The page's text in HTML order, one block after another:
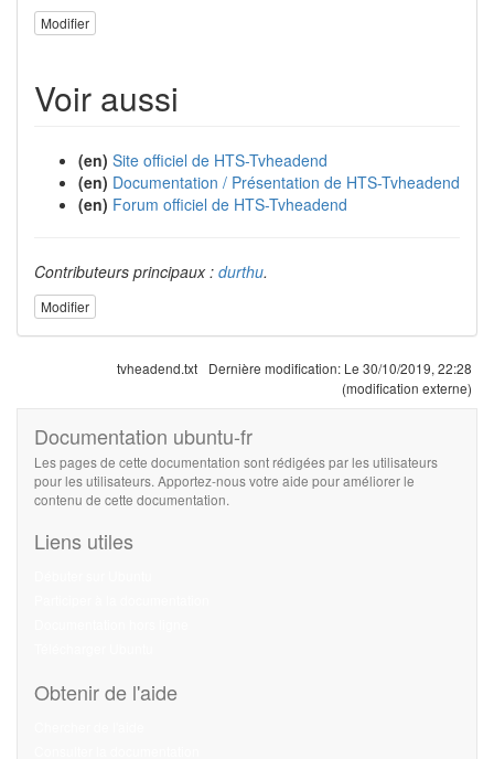
Modifier
Voir aussi
(en) Site officiel de HTS-Tvheadend
(en) Documentation / Présentation de HTS-Tvheadend
(en) Forum officiel de HTS-Tvheadend
Contributeurs principaux : durthu.
Modifier
tvheadend.txt Dernière modification: Le 30/10/2019, 22:28
(modification externe)
Documentation ubuntu-fr
Les pages de cette documentation sont rédigées par les utilisateurs
pour les utilisateurs. Apportez-nous votre aide pour améliorer le
contenu de cette documentation.
Liens utiles
Obtenir de l'aide